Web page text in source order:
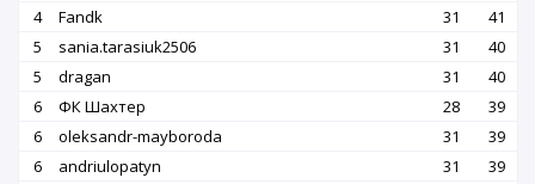
4
Fandk 31
41
5
sania.tarasiuk2506 31
40
5
dragan 31
40
6
ФК Шахтер 28
39
6
oleksandr-mayboroda 31
39
6
andriulopatyn 31
39